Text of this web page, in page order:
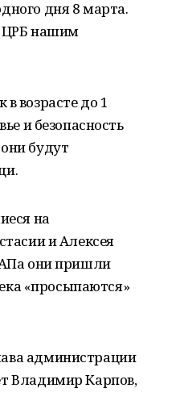
дня 8 марта.
ЦРБ нашим
в возрасте до 1
и безопасность
будут
на
и Алексея
они пришли
«просыпаются»
администрации
Владимир Карпов,